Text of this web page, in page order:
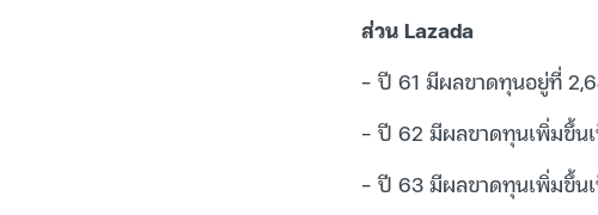
ส่วน Lazada
– ปี 61 มีผลขาดทุนอยู่ที่
– ปี 62 มีผลขาดทุนเพิ่มขึ้น
– ปี 63 มีผลขาดทุนเพิ่มขึ้น